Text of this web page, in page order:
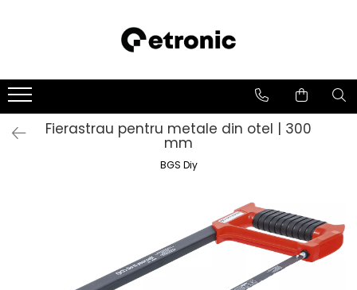
Fierastrau pentru metale din otel | 300
mm
BGS Diy